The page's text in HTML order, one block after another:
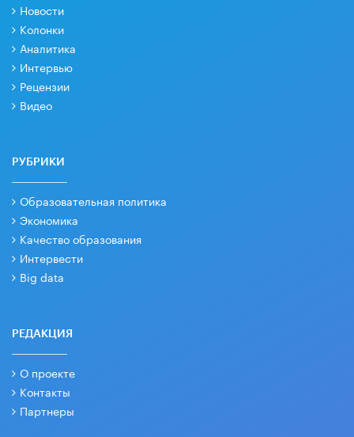
Новости
Колонки
Аналитика
Интервью
Рецензии
Видео
РУБРИКИ
Образовательная политика
Экономика
Качество образования
Интервести
Big data
РЕДАКЦИЯ
О проекте
Контакты
Партнеры